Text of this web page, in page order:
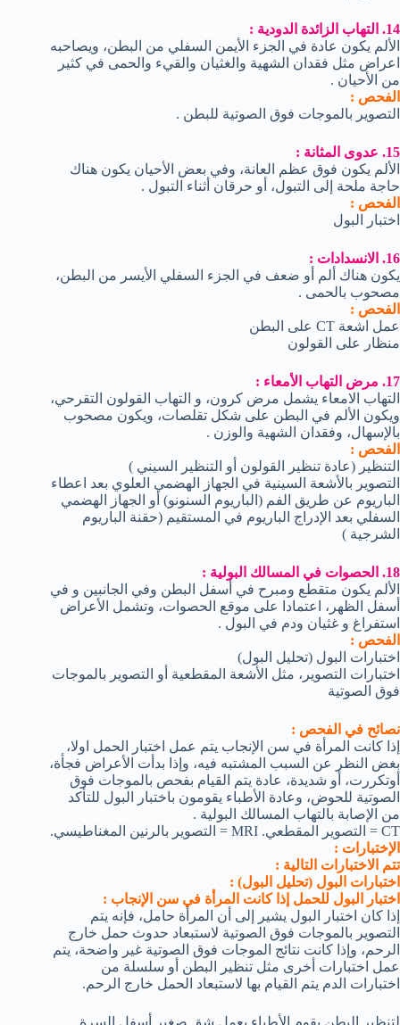
14. التهاب الزائدة الدودية :
الألم يكون عادة في الجزء الأيمن السفلي من البطن، ويصاحبه
اعراض مثل فقدان الشهية والغثيان والقيء والحمى في كثير
من الأحيان .
الفحص :
التصوير بالموجات فوق الصوتية للبطن .
15. عدوى المثانة :
الألم يكون فوق عظم العانة، وفي بعض الأحيان يكون هناك
حاجة ملحة إلى التبول، أو حرقان أثناء التبول .
الفحص :
اختبار البول
16. الانسدادات :
يكون هناك ألم أو ضعف في الجزء السفلي الأيسر من البطن،
مصحوب بالحمى .
الفحص :
عمل اشعة CT على البطن
منظار على القولون
17. مرض التهاب الأمعاء :
التهاب الامعاء يشمل مرض كرون، و التهاب القولون التقرحي،
ويكون الألم في البطن على شكل تقلصات، ويكون مصحوب
بالإسهال، وفقدان الشهية والوزن .
الفحص :
التنظير (عادة تنظير القولون أو التنظير السيني )
التصوير بالأشعة السينية في الجهاز الهضمي العلوي بعد اعطاء
الباريوم عن طريق الفم (الباريوم السنونو) أو الجهاز الهضمي
السفلي بعد الإدراج الباريوم في المستقيم (حقنة الباريوم
الشرجية )
18. الحصوات في المسالك البولية :
الألم يكون متقطع ومبرح في أسفل البطن وفي الجانبين و في
أسفل الظهر، اعتمادا على موقع الحصوات، وتشمل الأعراض
استفراغ و غثيان ودم في البول .
الفحص :
اختبارات البول (تحليل البول)
اختبارات التصوير، مثل الأشعة المقطعية أو التصوير بالموجات
فوق الصوتية
نصائح في الفحص :
إذا كانت المرأة في سن الإنجاب يتم عمل اختبار الحمل اولا،
بغض النظر عن السبب المشتبه فيه، وإذا بدأت الأعراض فجأة،
أوتكررت، أو شديدة، عادة يتم القيام بفحص بالموجات فوق
الصوتية للحوض، وعادة الأطباء يقومون باختبار البول للتأكد
من الإصابة بالتهاب المسالك البولية .
CT = التصوير المقطعي. MRI = التصوير بالرنين المغناطيسي.
الإختبارات :
تتم الاختبارات التالية :
اختبارات البول (تحليل البول) :
اختبار البول للحمل إذا كانت المرأة في سن الإنجاب :
إذا كان اختبار البول يشير إلى أن المرأة حامل، فإنه يتم
التصوير بالموجات فوق الصوتية لاستبعاد حدوث حمل خارج
الرحم، وإذا كانت نتائج الموجات فوق الصوتية غير واضحة، يتم
عمل اختبارات أخرى مثل تنظير البطن أو سلسلة من
اختبارات الدم يتم القيام بها لاستبعاد الحمل خارج الرحم.